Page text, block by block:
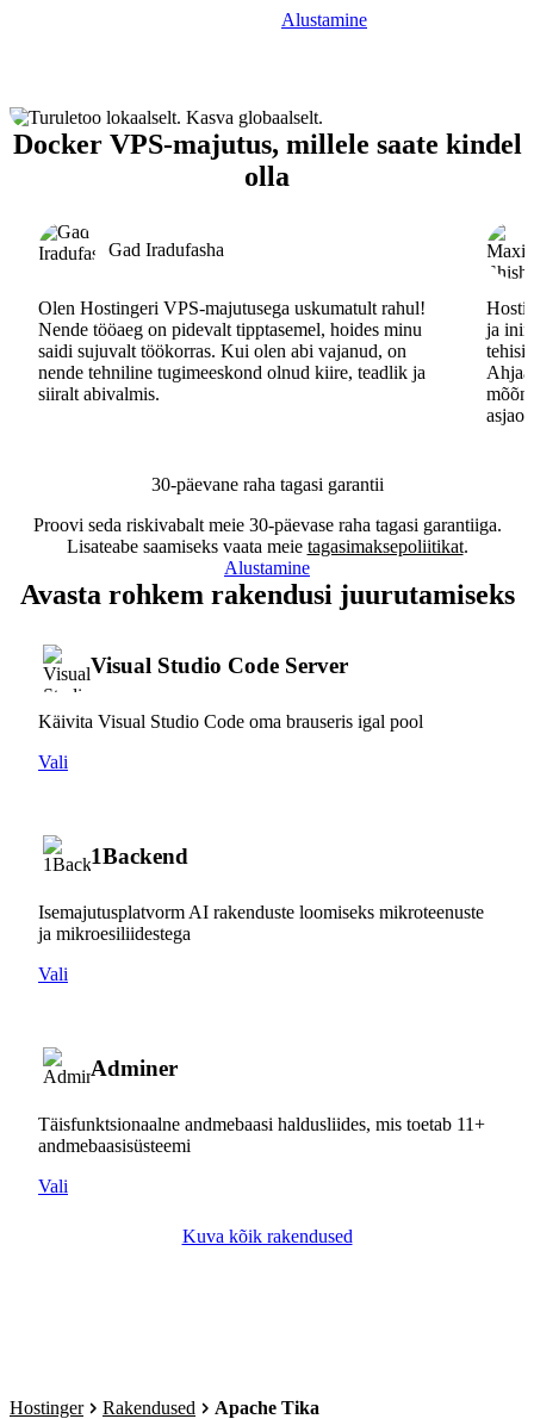
Alustamine
Docker VPS-majutus, millele saate kindel
olla
Gad Iradufasha
Olen Hostingeri VPS-majutusega uskumatult rahul!
Nende tööaeg on pidevalt tipptasemel, hoides minu
saidi sujuvalt töökorras. Kui olen abi vajanud, on
nende tehniline tugimeeskond olnud kiire, teadlik ja
siiralt abivalmis.
ja
30-päevane raha tagasi garantii
Proovi seda riskivabalt meie 30-päevase raha tagasi garantiiga.
Lisateabe saamiseks vaata meie tagasimaksepoliitikat.
Alustamine
Avasta rohkem rakendusi juurutamiseks
Visual Studio Code Server
Käivita Visual Studio Code oma brauseris igal pool
Vali
1Backend
Isemajutusplatvorm AI rakenduste loomiseks mikroteenuste
ja mikroesiliidestega
Vali
Adminer
Täisfunktsionaalne andmebaasi haldusliides, mis toetab 11+
andmebaasisüsteemi
Vali
Kuva kõik rakendused
Hostinger Rakendused Apache Tika